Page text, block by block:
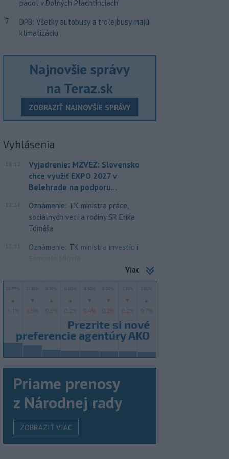
padol v Dolných Plachtinciach
7
DPB: Všetky autobusy a trolejbusy majú
klimatizáciu
Najnovšie správy
na Teraz.sk
ZOBRAZIŤ NAJNOVŠIE SPRÁVY
Vyhlásenia
18:12
Vyjadrenie: MZVEZ: Slovensko
chce využiť EXPO 2027 v
Belehrade na podporu...
12:26
Oznámenie: TK ministra práce,
sociálnych vecí a rodiny SR Erika
Tomáša
Oznámenie: TK ministra investícií
Samuela Migaľa
Viac
Priame prenosy
z Národnej rady
ZOBRAZIŤ VIAC